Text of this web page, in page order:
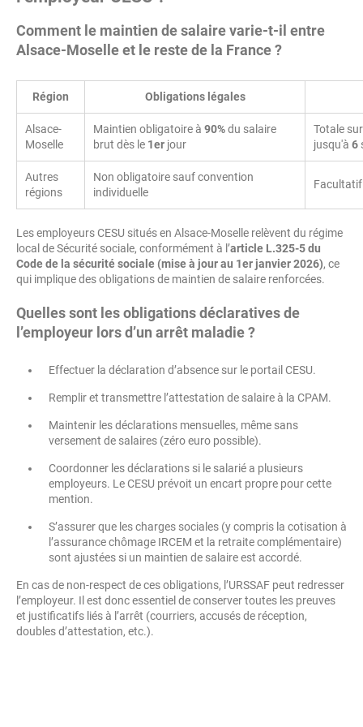
Comment le maintien de salaire varie-t-il entre
Alsace-Moselle et le reste de la France ?
Région Obligations légales
Alsace-
Moselle
Maintien obligatoire à 90%du salaire
brut dès le 1er jour
Totale
jusqu'à 6
Autres
régions
Non obligatoire sauf convention
individuelle
Les employeurs CESU situés en Alsace-Moselle relèvent du régime
local de Sécurité sociale, conformément à l’article L.325-5 du
Code de la sécurité sociale (mise à jour au 1er janvier 2026), ce
qui implique des obligations de maintien de salaire renforcées.
Quelles sont les obligations déclaratives de
l’employeur lors d’un arrêt maladie ?
Effectuer la déclaration d’absence sur le portail CESU.
Remplir et transmettre l’attestation de salaire à la CPAM.
Maintenir les déclarations mensuelles, même sans
versement de salaires (zéro euro possible).
Coordonner les déclarations si le salarié a plusieurs
employeurs. Le CESU prévoit un encart propre pour cette
mention.
S’assurer que les charges sociales (y compris la cotisation à
l’assurance chômage IRCEM et la retraite complémentaire)
sont ajustées si un maintien de salaire est accordé.
En cas de non-respect de ces obligations, l’URSSAF peut redresser
l’employeur. Il est donc essentiel de conserver toutes les preuves
et justificatifs liés à l’arrêt (courriers, accusés de réception,
doubles d’attestation, etc.).